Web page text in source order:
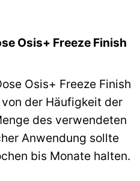
Osis+ Freeze Finish
Osis+ Freeze Finish
der Häufigkeit der
des verwendeten
Anwendung sollte
bis Monate halten.